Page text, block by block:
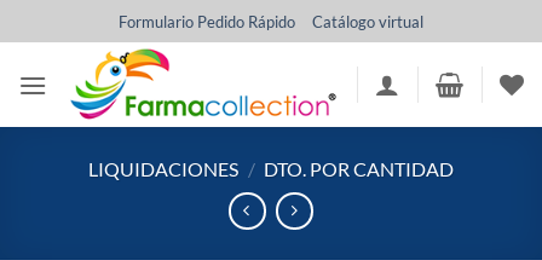
al
contenido
Formulario Pedido Rápido Catálogo virtual
LIQUIDACIONES / DTO. POR CANTIDAD